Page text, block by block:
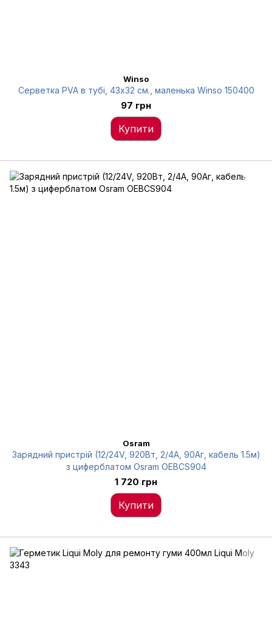
Winso
Серветка PVA в тубі, 43x32 см., маленька Winso 150400
97 грн
Купити
Osram
Зарядний пристрій (12/24V, 920Вт, 2/4А, 90Аг, кабель 1.5м)
з циферблатом Osram OEBCS904
1 720 грн
Купити